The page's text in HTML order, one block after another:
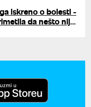
iskreno o bolesti -
da nešto nije